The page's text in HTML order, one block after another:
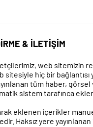
& İLETİŞİM
web sitemizin
sitesiyle hiç bir bağlantısı
tüm haber,
sistem tarafınca
eklenen içerikler
Haksız yere